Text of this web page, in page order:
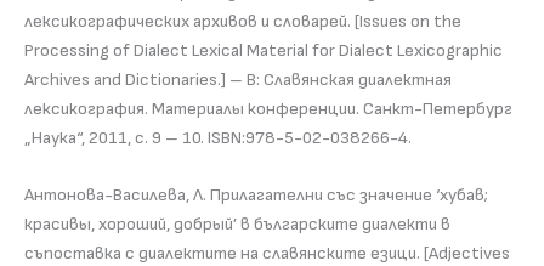
лексикографических архивов и словарей. [Issues on the
Processing of Dialect Lexical Material for Dialect Lexicographic
Archives and Dictionaries.] – В: Славянская диалектная
лексикография. Материалы конференции. Санкт-Петербург
„Наука“, 2011, с. 9 – 10. ISBN:978-5-02-038266-4.
Антонова-Василева, Л. Прилагателни със значение ‘хубав;
красивы, хороший, добрый’ в българските диалекти в
съпоставка с диалектите на славянските езици. [Adjectives